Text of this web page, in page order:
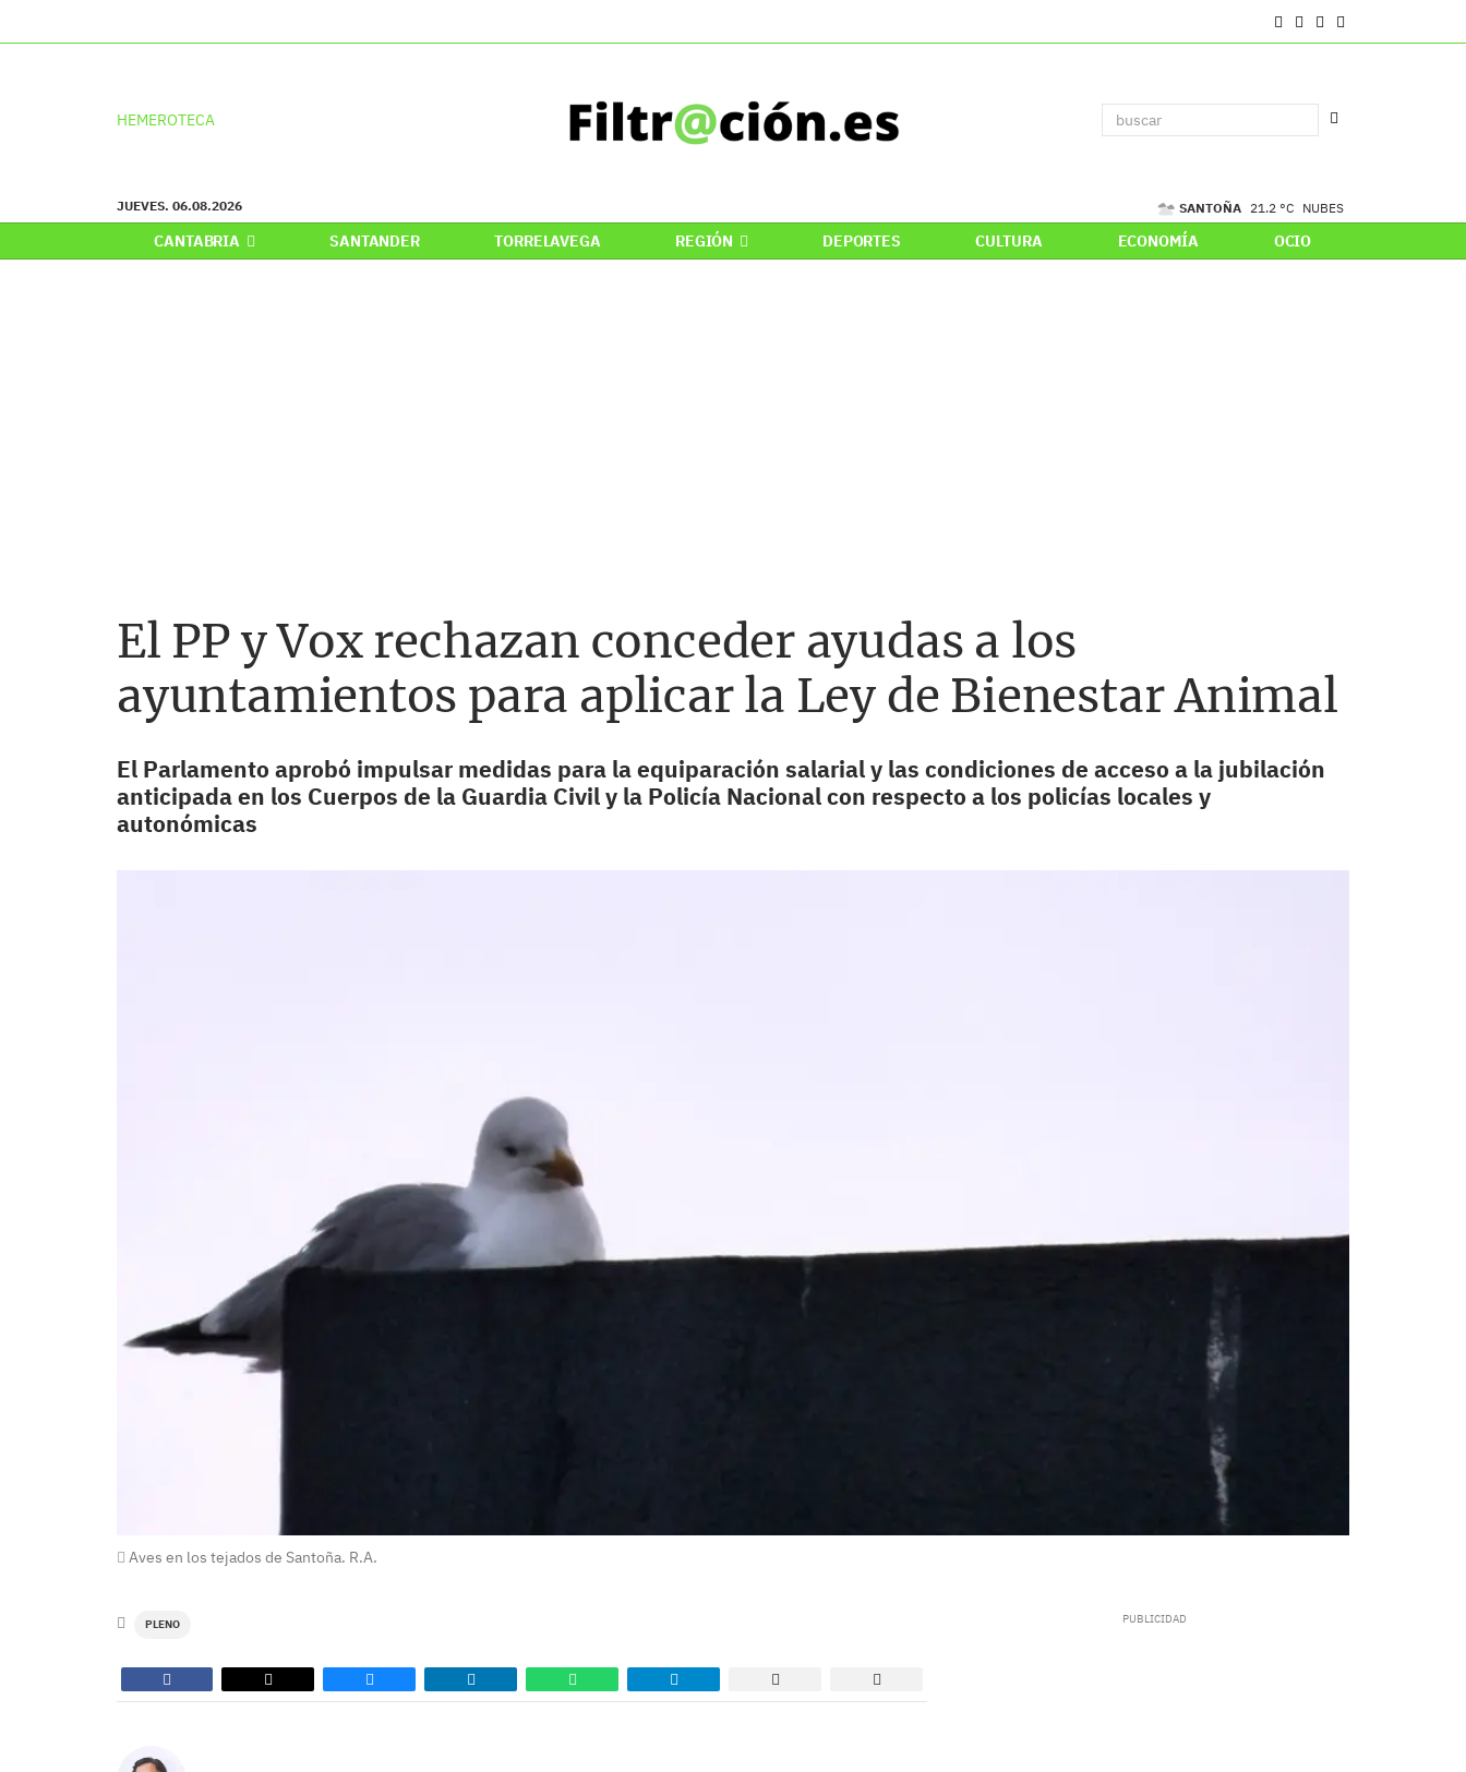
HEMEROTECA
JUEVES. 06.08.2026 SANTOÑA 21.2 °C NUBES
CANTABRIA SANTANDER TORRELAVEGA REGIÓN DEPORTES CULTURA ECONOMÍA OCIO
El PP y Vox rechazan conceder ayudas a los
ayuntamientos para aplicar la Ley de Bienestar Animal
El Parlamento aprobó impulsar medidas para la equiparación salarial y las condiciones de acceso a la jubilación
anticipada en los Cuerpos de la Guardia Civil y la Policía Nacional con respecto a los policías locales y
autonómicas
Aves en los tejados de Santoña. R.A.
PLENO